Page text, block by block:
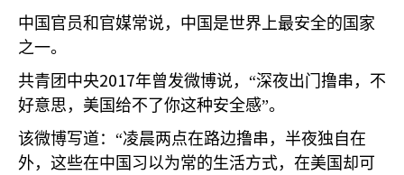
中国官员和官媒常说，中国是世界上最安全的国家
之一。
共青团中央2017年曾发微博说，“深夜出门撸串，不
好意思，美国给不了你这种安全感”。
该微博写道：“凌晨两点在路边撸串，半夜独自在
外，这些在中国习以为常的生活方式，在美国却可